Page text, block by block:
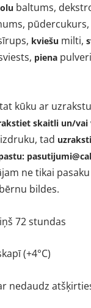
olu baltums,
pūdercukurs,
kviešu milti,
piena
kūku ar
skaitli un/vai
tad
ne tikai
bildes.
72 stundas
(+4°C)
nedaudz